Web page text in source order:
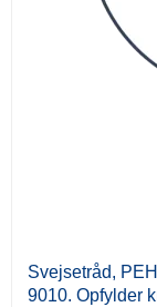
Svejsetråd,
9010. Opfylder